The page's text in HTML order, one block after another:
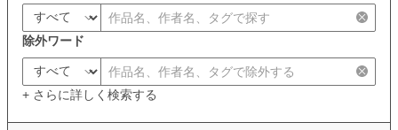
除外ワード
+ さらに詳しく検索する